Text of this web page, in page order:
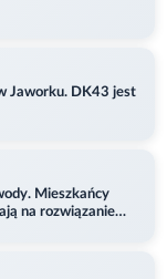
Jaworku. DK43 jest
Mieszkańcy
na rozwiązanie